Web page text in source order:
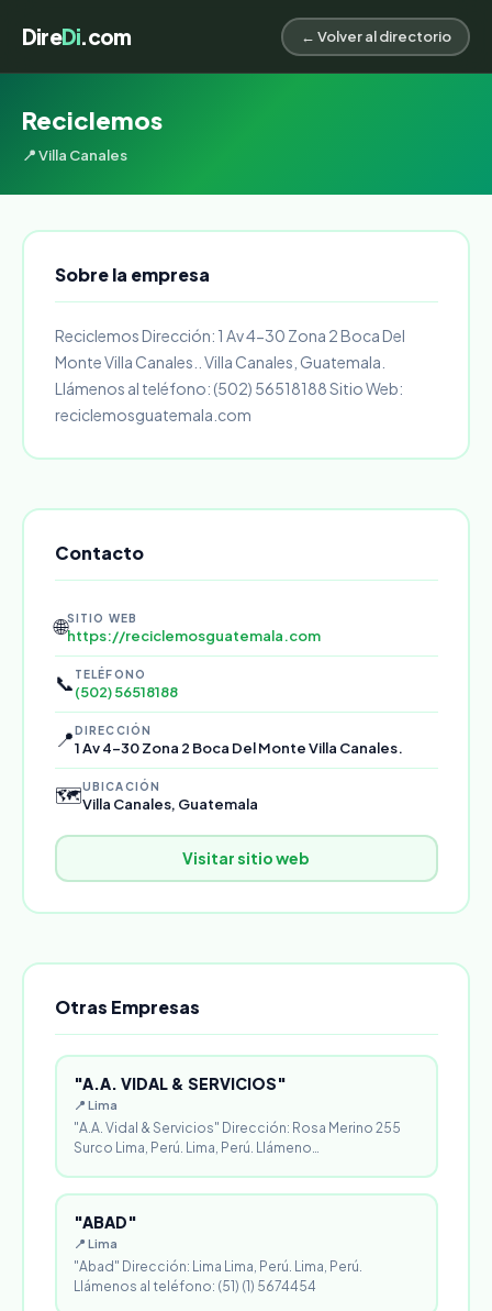
DireDi.com ← Volver al directorio
Reciclemos
📍 Villa Canales
Sobre la empresa
Reciclemos Dirección: 1 Av 4-30 Zona 2 Boca Del
Monte Villa Canales.. Villa Canales, Guatemala.
Llámenos al teléfono: (502) 56518188 Sitio Web:
reciclemosguatemala.com
Contacto
🌐SITIO WEB
https://reciclemosguatemala.com
📞 TELÉFONO
(502) 56518188
📍DIRECCIÓN
1 Av 4-30 Zona 2 Boca Del Monte Villa Canales.
🗺️UBICACIÓN
Villa Canales, Guatemala
Visitar sitio web
Otras Empresas
"A.A. VIDAL & SERVICIOS"
📍 Lima
"A.A. Vidal & Servicios" Dirección: Rosa Merino 255
Surco Lima, Perú. Lima, Perú. Llámeno…
"ABAD"
📍 Lima
"Abad" Dirección: Lima Lima, Perú. Lima, Perú.
Llámenos al teléfono: (51) (1) 5674454